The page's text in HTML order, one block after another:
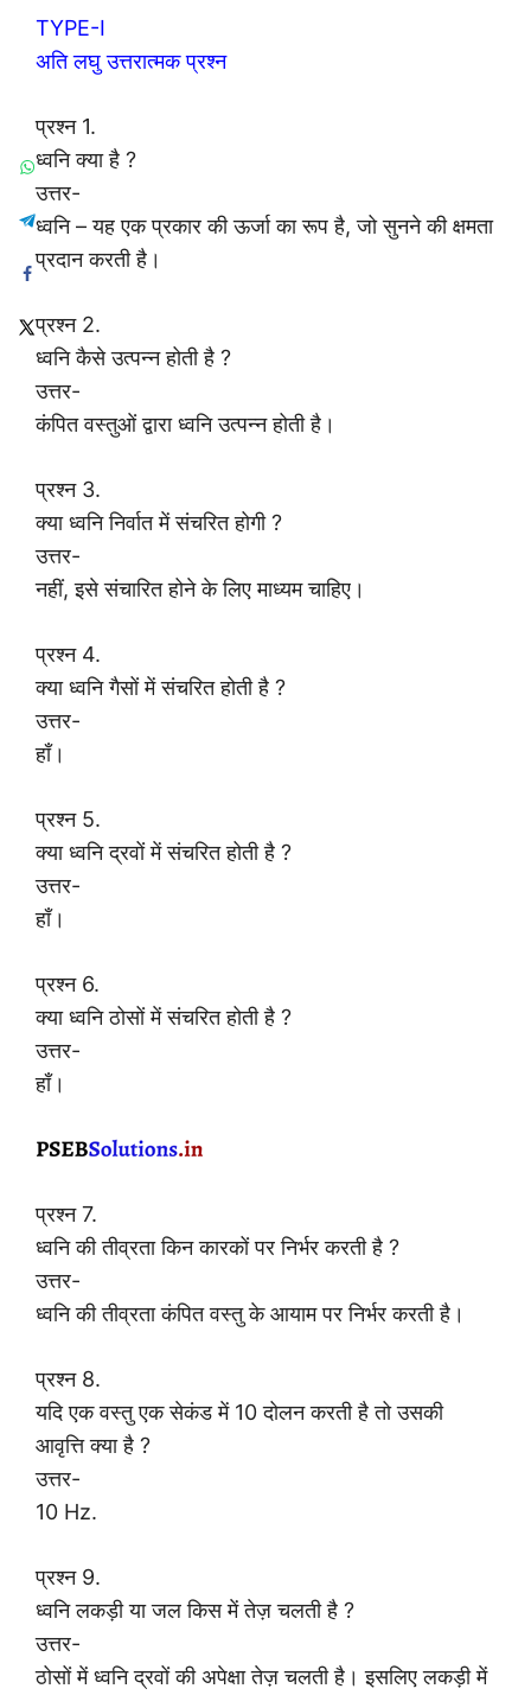
TYPE-I
अति लघु उत्तरात्मक प्रश्न
प्रश्न 1.
ध्वनि क्या है ?
उत्तर-
ध्वनि – यह एक प्रकार की ऊर्जा का रूप है, जो सुनने की क्षमता
प्रदान करती है।
प्रश्न 2.
ध्वनि कैसे उत्पन्न होती है ?
उत्तर-
कंपित वस्तुओं द्वारा ध्वनि उत्पन्न होती है।
प्रश्न 3.
क्या ध्वनि निर्वात में संचरित होगी ?
उत्तर-
नहीं, इसे संचारित होने के लिए माध्यम चाहिए।
प्रश्न 4.
क्या ध्वनि गैसों में संचरित होती है ?
उत्तर-
हाँ।
प्रश्न 5.
क्या ध्वनि द्रवों में संचरित होती है ?
उत्तर-
हाँ।
प्रश्न 6.
क्या ध्वनि ठोसों में संचरित होती है ?
उत्तर-
हाँ।
प्रश्न 7.
ध्वनि की तीव्रता किन कारकों पर निर्भर करती है ?
उत्तर-
ध्वनि की तीव्रता कंपित वस्तु के आयाम पर निर्भर करती है।
प्रश्न 8.
यदि एक वस्तु एक सेकंड में 10 दोलन करती है तो उसकी
आवृत्ति क्या है ?
उत्तर-
10 Hz.
प्रश्न 9.
ध्वनि लकड़ी या जल किस में तेज़ चलती है ?
उत्तर-
ठोसों में ध्वनि द्रवों की अपेक्षा तेज़ चलती है। इसलिए लकड़ी में